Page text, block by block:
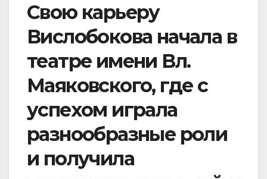
Свою карьеру
Вислобокова начала в
театре имени Вл.
Маяковского, где с
успехом играла
разнообразные роли
и получила